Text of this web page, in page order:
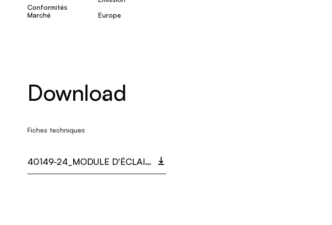
Conformités
Marché
Europe
Download
Fiches techniques
40149-24_MODULE D'ÉCLAIRAGE EYE (B).PDF